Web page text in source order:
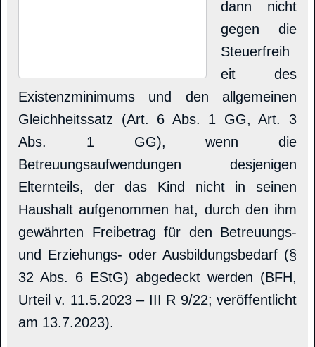
dann nicht
gegen die
Steuerfreih
eit des
Existenzminimums und den allgemeinen
Gleichheitssatz (Art. 6 Abs. 1 GG, Art. 3
Abs. 1 GG), wenn die
Betreuungsaufwendungen desjenigen
Elternteils, der das Kind nicht in seinen
Haushalt aufgenommen hat, durch den ihm
gewährten Freibetrag für den Betreuungs-
und Erziehungs- oder Ausbildungsbedarf (§
32 Abs. 6 EStG) abgedeckt werden (BFH,
Urteil v. 11.5.2023 – III R 9/22; veröffentlicht
am 13.7.2023).